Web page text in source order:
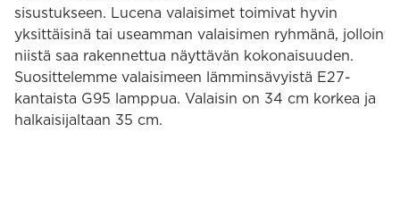
sisustukseen. Lucena valaisimet toimivat hyvin
yksittäisinä tai useamman valaisimen ryhmänä, jolloin
niistä saa rakennettua näyttävän kokonaisuuden.
Suosittelemme valaisimeen lämminsävyistä E27-
kantaista G95 lamppua. Valaisin on 34 cm korkea ja
halkaisijaltaan 35 cm.